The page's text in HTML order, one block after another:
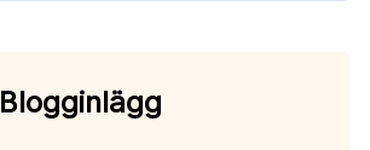
Blogginlägg